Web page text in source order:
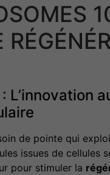
L’innovation
de pointe qui
issues de cellules
pour stimuler la